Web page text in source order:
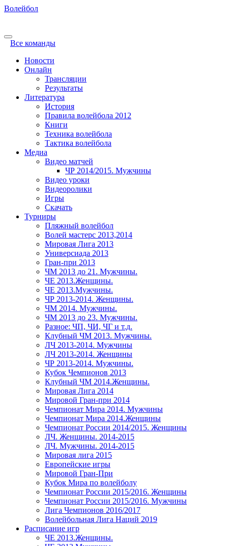
Волейбол
Все команды
Новости
Онлайн
Трансляции
Результаты
Литература
История
Правила волейбола 2012
Книги
Техника волейбола
Тактика волейбола
Медиа
Видео матчей
ЧР 2014/2015. Мужчины
Видео уроки
Видеоролики
Игры
Скачать
Турниры
Пляжный волейбол
Волей мастерс 2013,2014
Мировая Лига 2013
Универсиада 2013
Гран-при 2013
ЧМ 2013 до 21. Мужчины.
ЧЕ 2013.Женщины.
ЧЕ 2013.Мужчины.
ЧР 2013-2014. Женщины.
ЧМ 2014. Мужчины.
ЧМ 2013 до 23. Мужчины.
Разное: ЧП, ЧИ, ЧГ и т.д.
Клубный ЧМ 2013. Мужчины.
ЛЧ 2013-2014. Мужчины
ЛЧ 2013-2014. Женщины
ЧР 2013-2014. Мужчины.
Кубок Чемпионов 2013
Клубный ЧМ 2014.Женщины.
Мировая Лига 2014
Мировой Гран-при 2014
Чемпионат Мира 2014. Мужчины
Чемпионат Мира 2014.Женщины
Чемпионат России 2014/2015. Женщины
ЛЧ. Женщины. 2014-2015
ЛЧ. Мужчины. 2014-2015
Мировая лига 2015
Европейские игры
Мировой Гран-При
Кубок Мира по волейболу
Чемпионат России 2015/2016. Женщины
Чемпионат России 2015/2016. Мужчины
Лига Чемпионов 2016/2017
Волейбольная Лига Наций 2019
Расписание игр
ЧЕ 2013.Женщины.